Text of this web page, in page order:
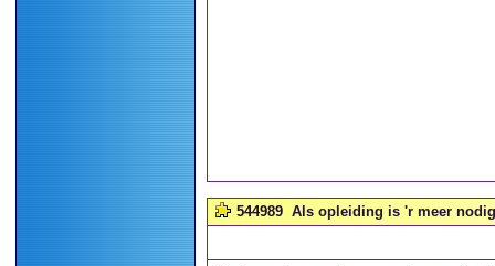
544989 Als opleiding is 'r meer